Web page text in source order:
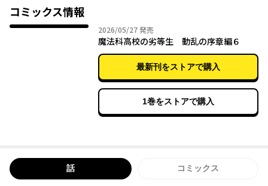
コミックス情報
2026/05/272026年05月27日
発売
魔法科高校の劣等生 動乱の序章編６
最新刊をストアで購入
1巻をストアで購入
話 コミックス